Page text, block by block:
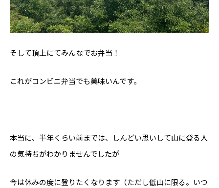
そして頂上にてみんなでお弁当！
これがコンビニ弁当でも美味いんです。
本当に、半年くらい前までは、しんどい思いして山に登る人
の気持ちがわかりませんでしたが
今は休みの度に登りたくなります（ただし低山に限る。いつ